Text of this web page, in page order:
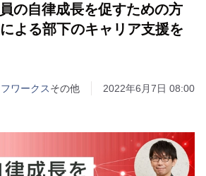
の自律成長を促すための方
よる部下のキャリア支援を
ワークスその他 2022年6月7日 08:00